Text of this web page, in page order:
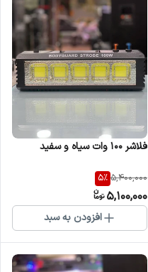
فلاشر ۱۰۰ وات سیاه و سفید
5,400,000
5%
5,100,000
افزودن به سبد